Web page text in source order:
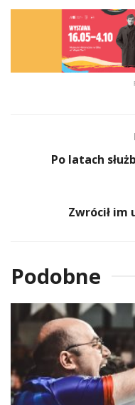
Po latach
Zwrócił im
Podobne